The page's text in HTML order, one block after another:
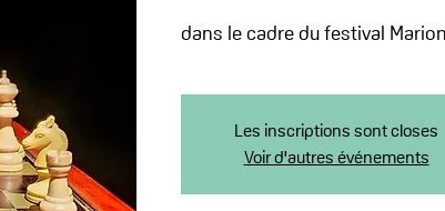
dans le cadre du festival
Les inscriptions sont closes
Voir d'autres événements